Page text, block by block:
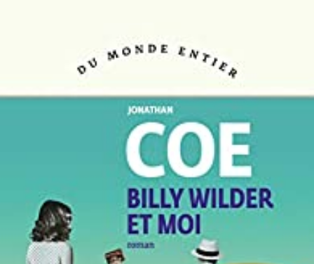
LIRE LA SUITE